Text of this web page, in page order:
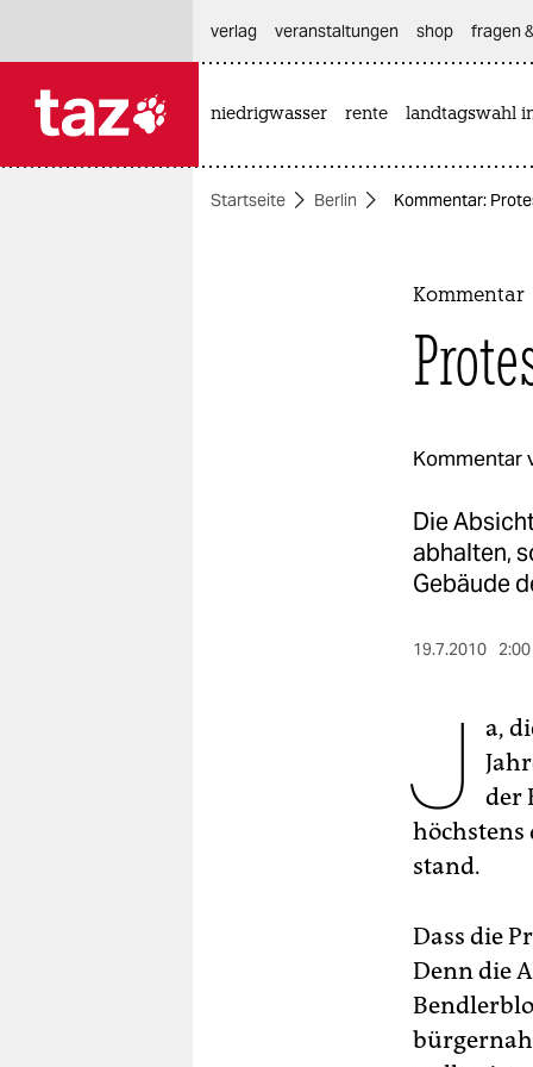
themen
verlag
veranstaltungen shop fragen
niedrigwasser rente landtagswahl
Startseite Berlin Kommentar:
Kommentar
Kommentar
Die
abhalten,
Gebäude
19.7.2010
J
a,
der
stand.
Dass die
Denn die